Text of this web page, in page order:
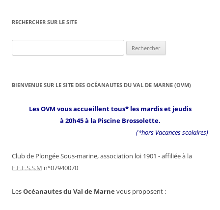
RECHERCHER SUR LE SITE
BIENVENUE SUR LE SITE DES OCÉANAUTES DU VAL DE MARNE (OVM)
Les OVM vous accueillent tous* les mardis et jeudis
à 20h45 à la Piscine Brossolette.
(*hors Vacances scolaires)
Club de Plongée Sous-marine, association loi 1901 - affiliée à la
F.F.E.S.S.M n°07940070
LesOcéanautes du Val de Marne vous proposent :